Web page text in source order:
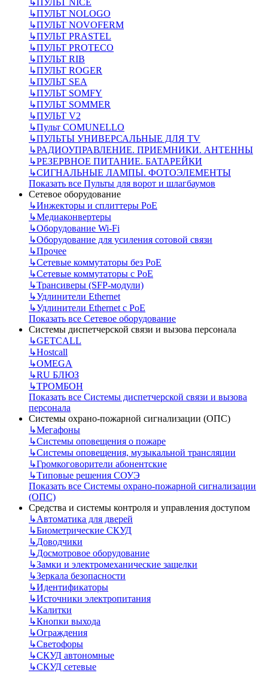
↳ПУЛЬТ NICE
↳ПУЛЬТ NOLOGO
↳ПУЛЬТ NOVOFERM
↳ПУЛЬТ PRASTEL
↳ПУЛЬТ PROTECO
↳ПУЛЬТ RIB
↳ПУЛЬТ ROGER
↳ПУЛЬТ SEA
↳ПУЛЬТ SOMFY
↳ПУЛЬТ SOMMER
↳ПУЛЬТ V2
↳Пульт СOMUNELLO
↳ПУЛЬТЫ УНИВЕРСАЛЬНЫЕ ДЛЯ TV
↳РАДИОУПРАВЛЕНИЕ. ПРИЕМНИКИ. АНТЕННЫ
↳РЕЗЕРВНОЕ ПИТАНИЕ. БАТАРЕЙКИ
↳СИГНАЛЬНЫЕ ЛАМПЫ. ФОТОЭЛЕМЕНТЫ
Показать все Пульты для ворот и шлагбаумов
Сетевое оборудование
↳Инжекторы и сплиттеры РоЕ
↳Медиаконвертеры
↳Оборудование Wi-Fi
↳Оборудование для усиления сотовой связи
↳Прочее
↳Сетевые коммутаторы без РоЕ
↳Сетевые коммутаторы с РоЕ
↳Трансиверы (SFP-модули)
↳Удлинители Ethernet
↳Удлинители Ethernet с PoE
Показать все Сетевое оборудование
Системы диспетчерской связи и вызова персонала
↳GETCALL
↳Hostcall
↳OMEGA
↳RU БЛЮЗ
↳ТРОМБОН
Показать все Системы диспетчерской связи и вызова
персонала
Системы охрано-пожарной сигнализации (ОПС)
↳Мегафоны
↳Системы оповещения о пожаре
↳Системы оповещения, музыкальной трансляции
↳Громкоговорители абонентские
↳Типовые решения СОУЭ
Показать все Системы охрано-пожарной сигнализации
(ОПС)
Средства и системы контроля и управления доступом
↳Автоматика для дверей
↳Биометрические СКУД
↳Доводчики
↳Досмотровое оборудование
↳Замки и электромеханические защелки
↳Зеркала безопасности
↳Идентификаторы
↳Источники электропитания
↳Калитки
↳Кнопки выхода
↳Ограждения
↳Светофоры
↳СКУД автономные
↳СКУД сетевые